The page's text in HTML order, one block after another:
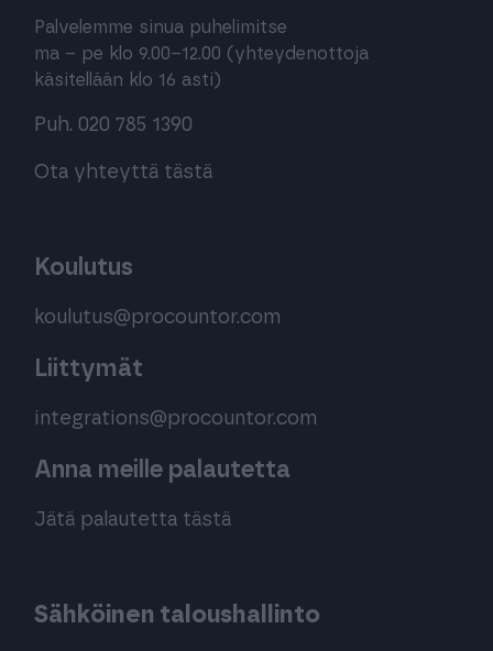
Palvelemme sinua puhelimitse
ma – pe klo 9.00–12.00 (yhteydenottoja
käsitellään klo 16 asti)
Puh. 020 785 1390
Ota yhteyttä tästä
Koulutus
koulutus@procountor.com
Liittymät
integrations@procountor.com
Anna meille palautetta
Jätä palautetta tästä
Sähköinen taloushallinto